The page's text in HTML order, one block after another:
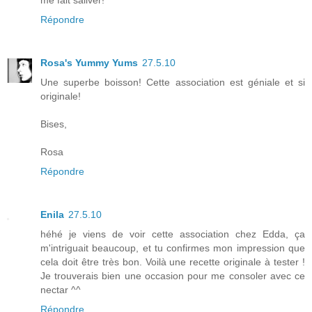
Répondre
Rosa's Yummy Yums 27.5.10
Une superbe boisson! Cette association est géniale et si
originale!
Bises,
Rosa
Répondre
Enila 27.5.10
héhé je viens de voir cette association chez Edda, ça
m'intriguait beaucoup, et tu confirmes mon impression que
cela doit être très bon. Voilà une recette originale à tester !
Je trouverais bien une occasion pour me consoler avec ce
nectar ^^
Répondre